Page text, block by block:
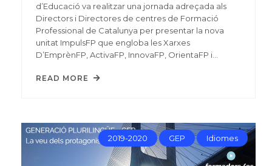
d’Educació va realitzar una jornada adreçada als
Directors i Directores de centres de Formació
Professional de Catalunya per presentar la nova
unitat ImpulsFP que engloba les Xarxes
D’EmprènFP, ActivaFP, InnovaFP, OrientaFP i…
READ MORE
2019-2020 GEP Idiomes